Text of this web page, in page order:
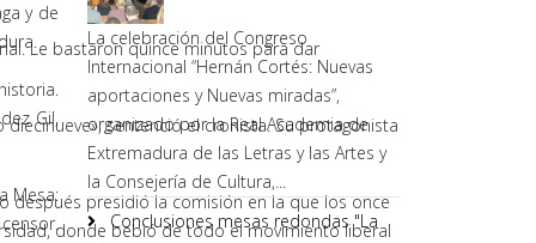
Le bastaron quince minutos para dar
sentenció el cronista. Su protagonista
después presidió la comisión en la que los once
donde bebió de todo el movimiento liberal
y de
Gil,
Mesa:
La celebración del Congreso
Internacional “Hernán Cortés: Nuevas
aportaciones y Nuevas miradas”,
organizado por la Real Academia de
Extremadura de las Letras y las Artes y
la Consejería de Cultura,...
Conclusiones mesas redondas "La